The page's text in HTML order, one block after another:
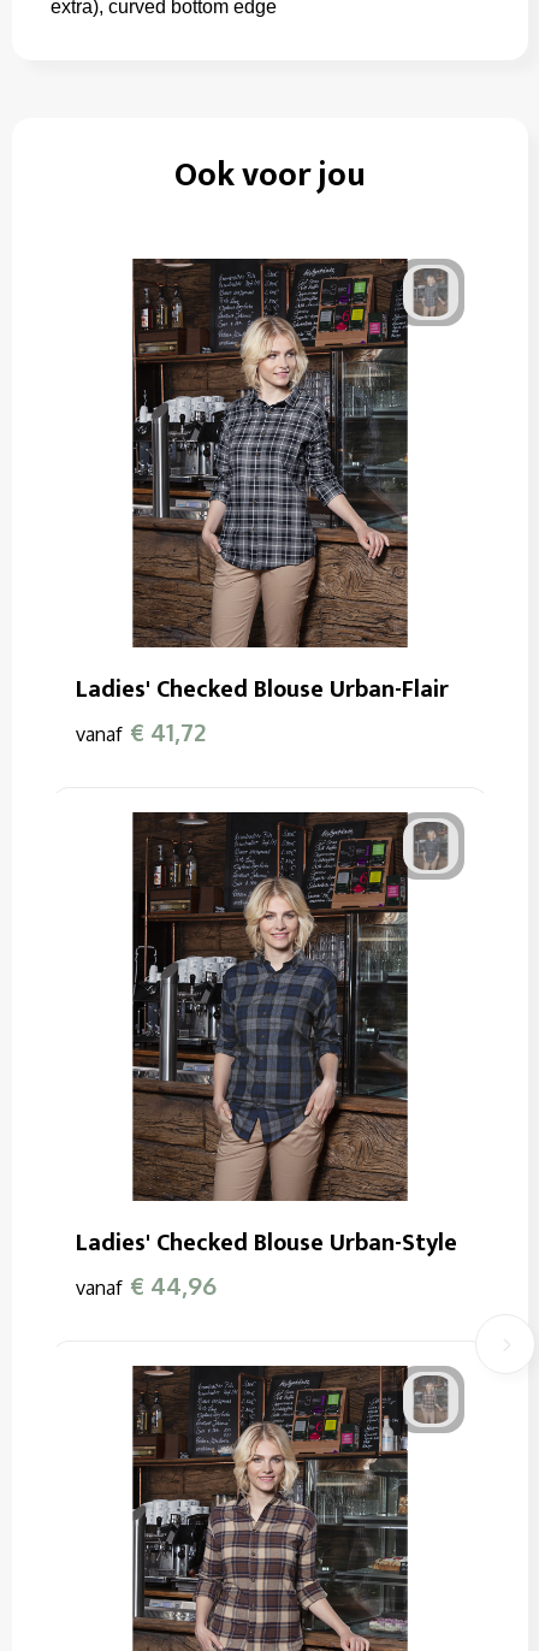
extra), curved bottom edge
Ook voor jou
Ladies' Checked Blouse Urban-Flair
vanaf € 41,72
Ladies' Checked Blouse Urban-Style
vanaf € 44,96